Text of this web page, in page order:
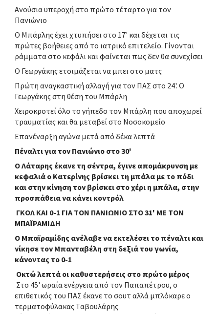
Ανούσια υπεροχή στο πρώτο τέταρτο για τον
Πανιώνιο
Ο Μπάρλης έχει χτυπήσει στο 17' και δέχεται τις
πρώτες βοήθειες από το ιατρικό επιτελείο. Γίνονται
ράμματα στο κεφάλι και φαίνεται πως δεν θα συνεχίσει
Ο Γεωργάκης ετοιμάζεται να μπει στο ματς
Πρώτη αναγκαστική αλλαγή για τον ΠΑΣ στο 24'. Ο
Γεωργάκης στη θέση του Μπάρλη
Χειροκροτεί όλο το γήπεδο τον Μπάρλη που αποχωρεί
τραυματίας και θα μεταβεί στο Νοσοκομείο
Επανέναρξη αγώνα μετά από δέκα λεπτά
Πέναλτι για τον Πανιώνιο στο 30'
O Λάταρης έκανε τη σέντρα, έγινε απομάκρυνση με
κεφαλιά ο Κατερίνης βρίσκει τη μπάλα με το πόδι
και στην κίνηση τον βρίσκει στο χέρι η μπάλα, στην
προσπάθεια να κάνει κοντρόλ
ΓΚΟΛ ΚΑΙ 0-1 ΓΙΑ ΤΟΝ ΠΑΝΙΩΝΙΟ ΣΤΟ 31' ΜΕ ΤΟΝ
ΜΠΑΪΡΑΜΙΔΗ
Ο Μπαϊραμίδης ανέλαβε να εκτελέσει το πέναλτι και
νίκησε τον Μπανταβέλη στη δεξιά του γωνία,
κάνοντας το 0-1
Οκτώ λεπτά οι καθυστερήσεις στο πρώτο μέρος
Στο 45' ωραία ενέργεια από τον Παπαπέτρου, ο
επιθετικός του ΠΑΣ έκανε το σουτ αλλά μπλόκαρε ο
τερματοφύλακας Ταβουλάρης